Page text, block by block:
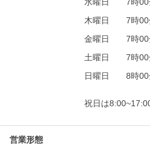
木曜日
7時
金曜日
7時
土曜日
7時
日曜日
8時
祝日は
営業形態